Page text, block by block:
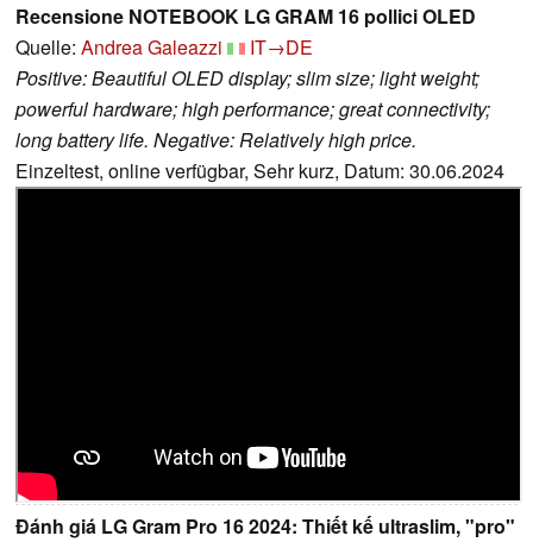
Recensione NOTEBOOK LG GRAM 16 pollici OLED
Quelle: Andrea Galeazzi
IT→DE
Positive: Beautiful OLED display; slim size; light weight;
powerful hardware; high performance; great connectivity;
long battery life. Negative: Relatively high price.
Einzeltest, online verfügbar, Sehr kurz, Datum: 30.06.2024
Đánh giá LG Gram Pro 16 2024: Thiết kế ultraslim, "pro"